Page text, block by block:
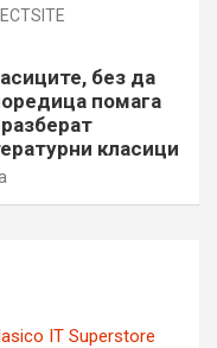
без да
помага
класици
IT Superstore